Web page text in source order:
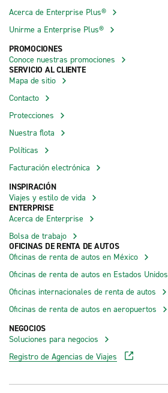
Acerca de Enterprise Plus®
Unirme a Enterprise Plus®
PROMOCIONES
Conoce nuestras promociones
SERVICIO AL CLIENTE
Mapa de sitio
Contacto
Protecciones
Nuestra flota
Políticas
Facturación electrónica
INSPIRACIÓN
Viajes y estilo de vida
ENTERPRISE
Acerca de Enterprise
Bolsa de trabajo
OFICINAS DE RENTA DE AUTOS
Oficinas de renta de autos en México
Oficinas de renta de autos en Estados Unidos
Oficinas internacionales de renta de autos
Oficinas de renta de autos en aeropuertos
NEGOCIOS
Soluciones para negocios
Registro de Agencias de Viajes